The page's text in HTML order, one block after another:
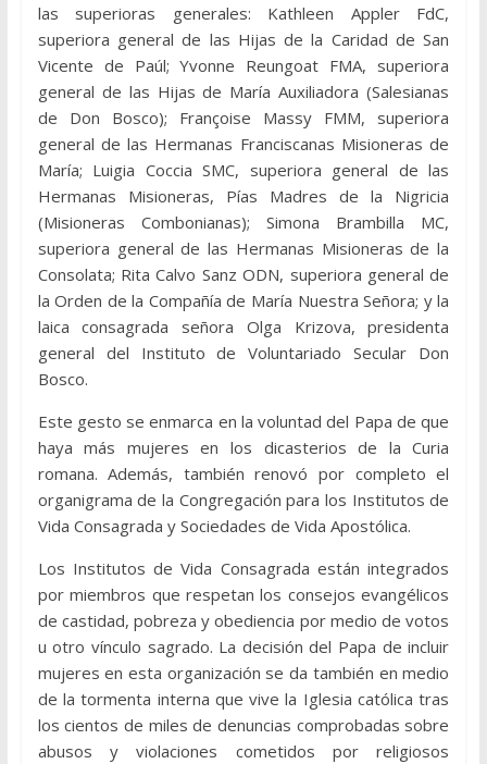
las superioras generales: Kathleen Appler FdC,
superiora general de las Hijas de la Caridad de San
Vicente de Paúl; Yvonne Reungoat FMA, superiora
general de las Hijas de María Auxiliadora (Salesianas
de Don Bosco); Françoise Massy FMM, superiora
general de las Hermanas Franciscanas Misioneras de
María; Luigia Coccia SMC, superiora general de las
Hermanas Misioneras, Pías Madres de la Nigricia
(Misioneras Combonianas); Simona Brambilla MC,
superiora general de las Hermanas Misioneras de la
Consolata; Rita Calvo Sanz ODN, superiora general de
la Orden de la Compañía de María Nuestra Señora; y la
laica consagrada señora Olga Krizova, presidenta
general del Instituto de Voluntariado Secular Don
Bosco.
Este gesto se enmarca en la voluntad del Papa de que
haya más mujeres en los dicasterios de la Curia
romana. Además, también renovó por completo el
organigrama de la Congregación para los Institutos de
Vida Consagrada y Sociedades de Vida Apostólica.
Los Institutos de Vida Consagrada están integrados
por miembros que respetan los consejos evangélicos
de castidad, pobreza y obediencia por medio de votos
u otro vínculo sagrado. La decisión del Papa de incluir
mujeres en esta organización se da también en medio
de la tormenta interna que vive la Iglesia católica tras
los cientos de miles de denuncias comprobadas sobre
abusos y violaciones cometidos por religiosos